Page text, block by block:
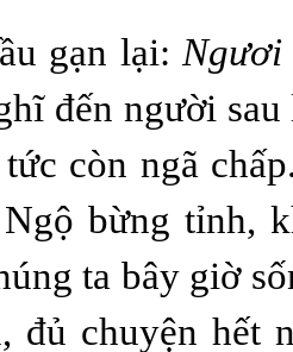
gạn lại:
đến người sau
còn ngã
bừng tỉnh,
ta bây giờ
đủ chuyện hết